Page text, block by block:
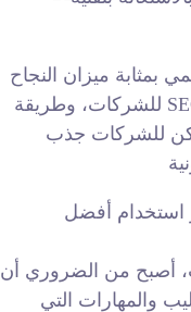
بمثابة ميزان النجاح
للشركات، وطريقة SEO للمدونات تعتبر من أهم الطرق التي
للشركات جذب
استخدام أفضل
أصبح من الضروري أن
والمهارات التي